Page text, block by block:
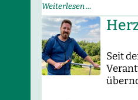
Weiterlesen …Auswertung
Fotoaktion
»Sommer,
Sonne,
Spaß!«
Seit